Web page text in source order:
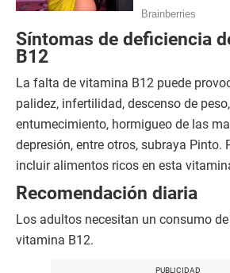
Síntomas de deficiencia
B12
La falta de vitamina B12 puede
palidez, infertilidad, descenso de
entumecimiento, hormigueo de las
depresión, entre otros, subraya Pinto.
incluir alimentos ricos en esta
Recomendación diaria
Los adultos necesitan un consumo
vitamina B12.